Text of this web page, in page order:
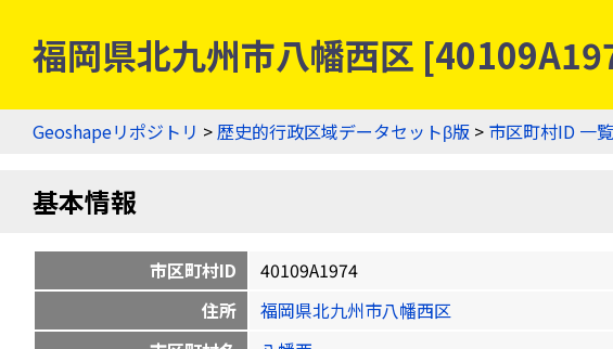
福岡県北九州市八幡西区
Geoshapeリポジトリ >歴史的行政区域データセットβ版 > 市区町村ID 一覧
基本情報
市区町村ID
40109A1974
住所
福岡県北九州市八幡西区